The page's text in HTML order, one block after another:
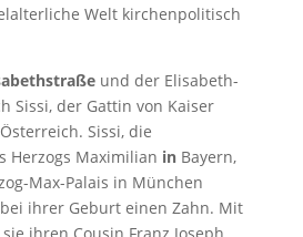
Welt kirchenpolitisch
und der Elisabeth-
Sissi, der Gattin von Kaiser
Sissi, die
Herzogs Maximilian inBayern,
Max-Palais in München
ihrer Geburt einen Zahn. Mit